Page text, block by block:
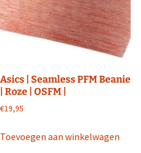
Asics | Seamless PFM Beanie
| Roze | OSFM |
€19,95
Toevoegen aan winkelwagen